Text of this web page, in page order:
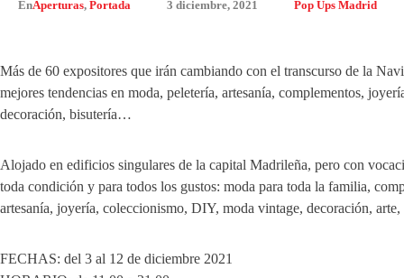
EnAperturas, Portada 3 diciembre, 2021 Pop Ups Madrid
Más de 60 expositores que irán cambiando con el transcurso de la
mejores tendencias en moda, peletería, artesanía, complementos,
decoración, bisutería…
Alojado en edificios singulares de la capital Madrileña, pero con
toda condición y para todos los gustos: moda para toda la familia,
artesanía, joyería, coleccionismo, DIY, moda vintage, decoración,
FECHAS: del 3 al 12 de diciembre 2021